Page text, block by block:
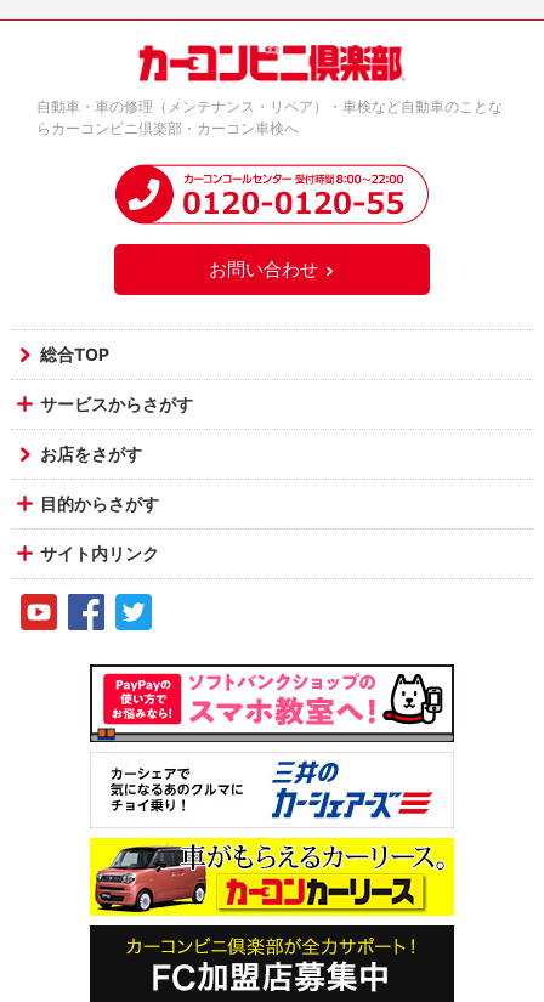
自動車・車の修理（メンテナンス・リペア）・車検など自動車のことな
らカーコンビニ倶楽部・カーコン車検へ
お問い合わせ
総合TOP
サービスからさがす
お店をさがす
目的からさがす
サイト内リンク